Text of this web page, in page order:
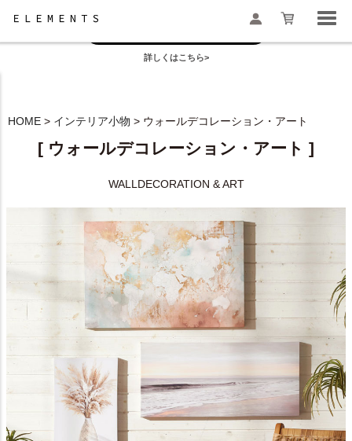
お盆の模様替えは今がおすすめ！
詳しくはこちら>
HOME インテリア小物 ウォールデコレーション・アート
[ ウォールデコレーション・アート ]
WALLDECORATION & ART